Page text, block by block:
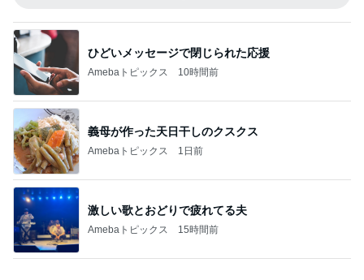
義母が作った天日干しのクスクス
Amebaトピックス 1日前
激しい歌とおどりで疲れてる夫
Amebaトピックス 15時間前
長女の前で元夫にした土下座
Amebaトピックス 1日前